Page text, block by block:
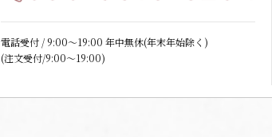
電話受付 / 9:00〜19:00 年中無休(年末年始除く)
(注文受付/9:00～19:00)